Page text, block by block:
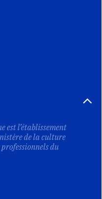
l’établissement
de la culture
du